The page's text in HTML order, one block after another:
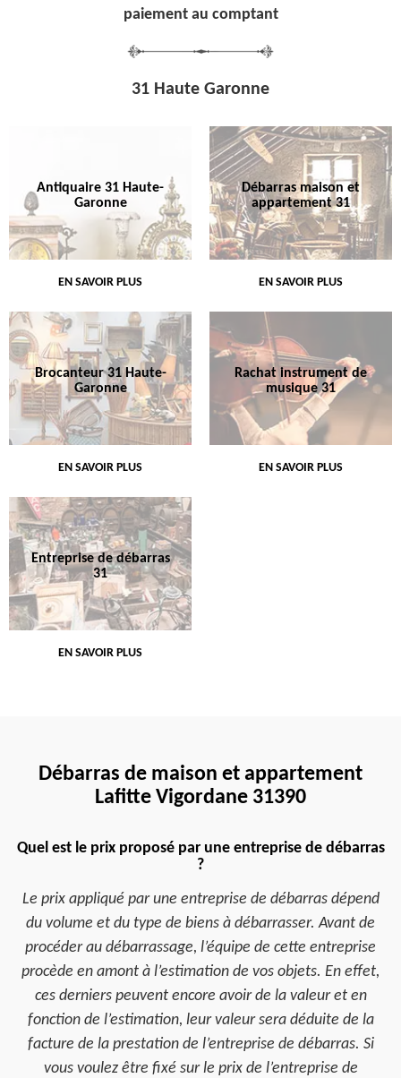
paiement au comptant
31 Haute Garonne
Antiquaire 31 Haute-
Garonne
EN SAVOIR PLUS
Débarras maison et
appartement 31
EN SAVOIR PLUS
Brocanteur 31 Haute-
Garonne
EN SAVOIR PLUS
Rachat instrument de
musique 31
EN SAVOIR PLUS
Entreprise de débarras
31
EN SAVOIR PLUS
Débarras de maison et appartement
Lafitte Vigordane 31390
Quel est le prix proposé par une entreprise de débarras
?
Le prix appliqué par une entreprise de débarras dépend
du volume et du type de biens à débarrasser. Avant de
procéder au débarrassage, l’équipe de cette entreprise
procède en amont à l’estimation de vos objets. En effet,
ces derniers peuvent encore avoir de la valeur et en
fonction de l’estimation, leur valeur sera déduite de la
facture de la prestation de l’entreprise de débarras. Si
vous voulez être fixé sur le prix de l’entreprise de